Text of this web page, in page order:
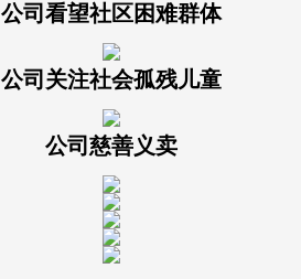
公司看望社区困难群体
公司关注社会孤残儿童
公司慈善义卖